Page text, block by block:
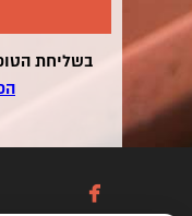
בשליחת
